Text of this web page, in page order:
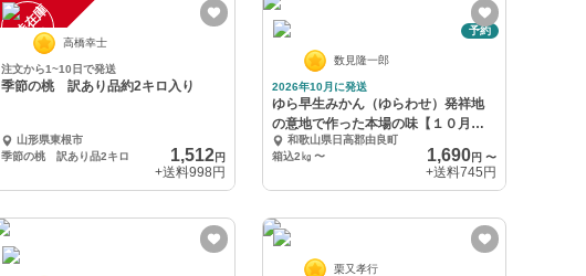
一
時
在
庫
切
れ 高橋幸士
注文から1~10日で発送
季節の桃 訳あり品約2キロ入り
山形県東根市
季節の桃 訳あり品2キロ
1,512円
+送料998円
予約
数見隆一郎
2026年10月に発送
ゆら早生みかん（ゆらわせ）発祥地
の意地で作った本場の味【１０月上
旬発送】
和歌山県日高郡由良町
箱込2㎏ 〜 1,690円 〜
+送料745円
栗又孝行